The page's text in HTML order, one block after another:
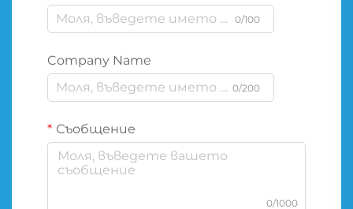
0/100
Company Name
0/200
Съобщение
0/1000